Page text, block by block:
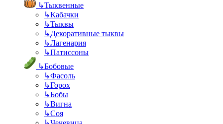
↳Тыквенные
↳Кабачки
↳Тыквы
↳Декоративные тыквы
↳Лагенария
↳Патиссоны
↳Бобовые
↳Фасоль
↳Горох
↳Бобы
↳Вигна
↳Соя